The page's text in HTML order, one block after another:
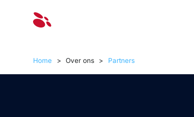
Home > Over ons > Partners